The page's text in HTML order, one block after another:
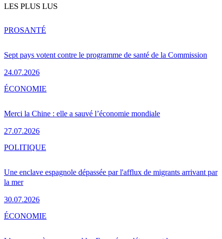
LES PLUS LUS
Sept pays votent contre le programme de santé de la Commission
24.07.2026
PROSANTÉ
Merci la Chine : elle a sauvé l’économie mondiale
27.07.2026
ÉCONOMIE
Une enclave espagnole dépassée par l'afflux de migrants arrivant par
la mer
30.07.2026
POLITIQUE
ÉCONOMIE